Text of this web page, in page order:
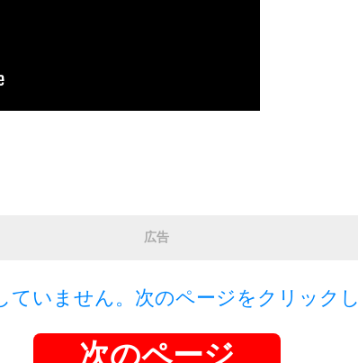
広告
ていません。次のページをクリック
次のページ